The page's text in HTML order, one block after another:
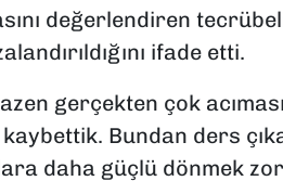
değerlendiren
ifade etti.
gerçekten çok
Bundan ders
daha güçlü dönmek